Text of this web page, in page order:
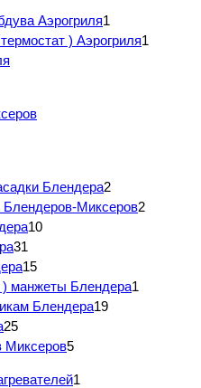
Аэрогриля1
) Аэрогриля1
Блендера2
Блендеров-Миксеров2
10
31
15
) манжеты Блендера1
Блендера19
25
Миксеров5
1